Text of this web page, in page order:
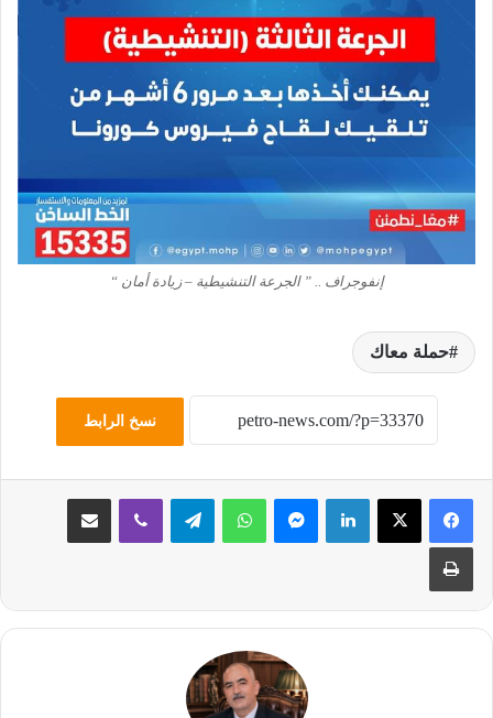
إنفوجراف .. ” الجرعة التنشيطية – زيادة أمان “
حملة معاك
نسخ الرابط
لينكدإن ماسنجر واتساب تيلقرام ڤايبر مشاركة عبر البريد
طباعة